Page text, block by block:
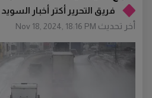
فريق التحرير أكتر أخبار السويد
أخر تحديث Nov 18, 2024, 18:16 PM